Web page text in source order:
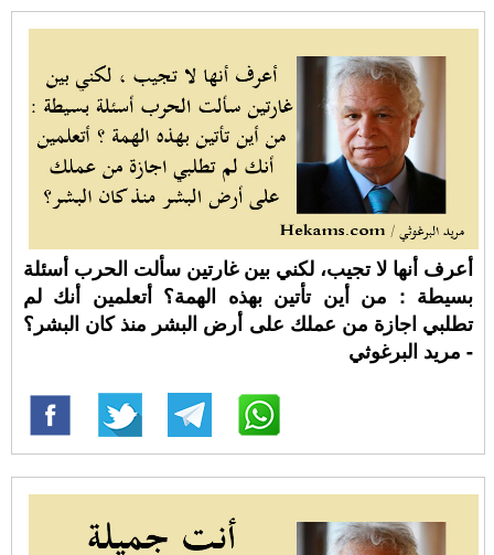
أعرف أنها لا تجيب، لكني بين غارتين سألت الحرب أسئلة
بسيطة : من أين تأتين بهذه الهمة؟ أتعلمين أنك لم
تطلبي اجازة من عملك على أرض البشر منذ كان البشر؟
- مريد البرغوثي